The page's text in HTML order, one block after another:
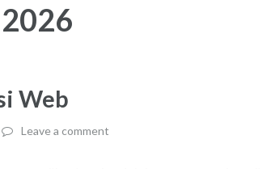
Web
Leave a comment